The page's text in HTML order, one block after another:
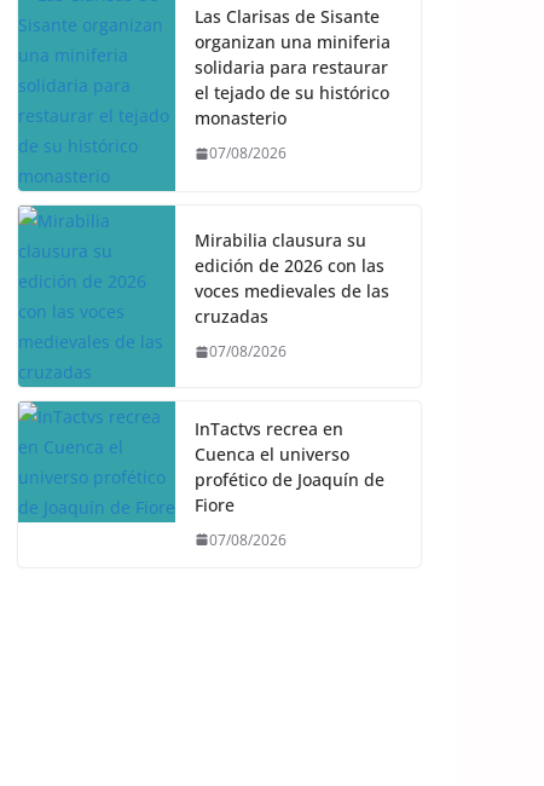
Las Clarisas de Sisante
organizan una miniferia
solidaria para restaurar
el tejado de su histórico
monasterio
07/08/2026
Mirabilia clausura su
edición de 2026 con las
voces medievales de las
cruzadas
07/08/2026
InTactvs recrea en
Cuenca el universo
profético de Joaquín de
Fiore
07/08/2026